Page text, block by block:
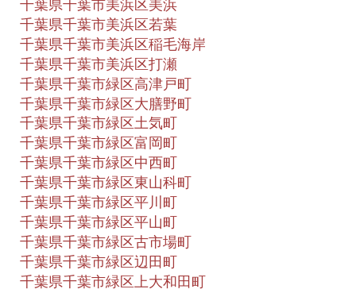
千葉県千葉市美浜区美浜
千葉県千葉市美浜区若葉
千葉県千葉市美浜区稲毛海岸
千葉県千葉市美浜区打瀬
千葉県千葉市緑区高津戸町
千葉県千葉市緑区大膳野町
千葉県千葉市緑区土気町
千葉県千葉市緑区富岡町
千葉県千葉市緑区中西町
千葉県千葉市緑区東山科町
千葉県千葉市緑区平川町
千葉県千葉市緑区平山町
千葉県千葉市緑区古市場町
千葉県千葉市緑区辺田町
千葉県千葉市緑区上大和田町